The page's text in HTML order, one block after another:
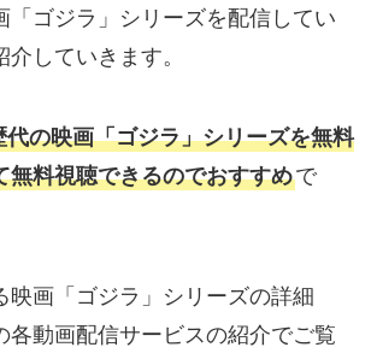
「ゴジラ」シリーズを配信してい
していきます。
の映画「ゴジラ」シリーズを無料
無料視聴できるのでおすすめで
映画「ゴジラ」シリーズの詳細
各動画配信サービスの紹介でご覧